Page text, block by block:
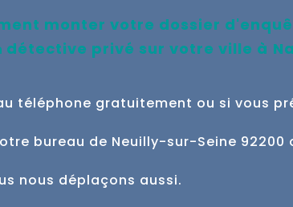
monter votre dossier
détective privé sur votre ville à
téléphone gratuitement ou si vous
bureau de Neuilly-sur-Seine 92200
nous déplaçons aussi.